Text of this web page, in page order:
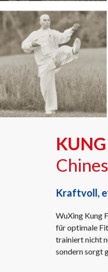
Kraftvoll,
WuXing Kung
für optimale
trainiert nicht
sondern sorgt